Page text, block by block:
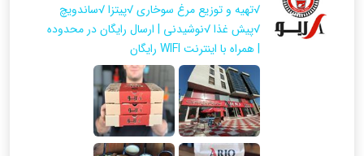
√تهیه و توزیع مرغ سوخاری √پیتزا √ساندویچ
√پیش غذا √نوشیدنی | ارسال رایگان در محدوده
| همراه با اینترنت WIFI رایگان